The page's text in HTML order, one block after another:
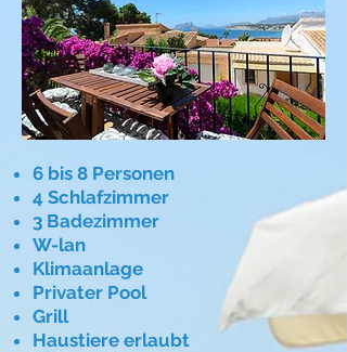
6 bis 8 Personen
4 Schlafzimmer
3 Badezimmer
W-lan
Klimaanlage
Privater Pool
Grill
Haustiere erlaubt